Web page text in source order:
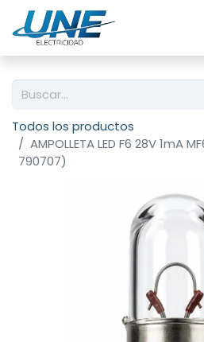
Todos los productos
AMPOLLETA LED F6 28V 1mA
790707)